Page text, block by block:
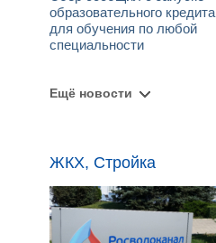
образовательного кредита
для обучения по любой
специальности
Ещё новости
ЖКХ, Стройка